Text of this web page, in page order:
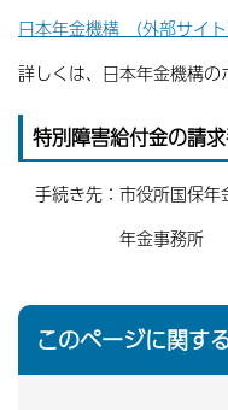
日本年金機構 （外部サイト
詳しくは、日本年金機構の
特別障害給付金の請
手続き先：市役所国保年
年金事務所
このページに関す